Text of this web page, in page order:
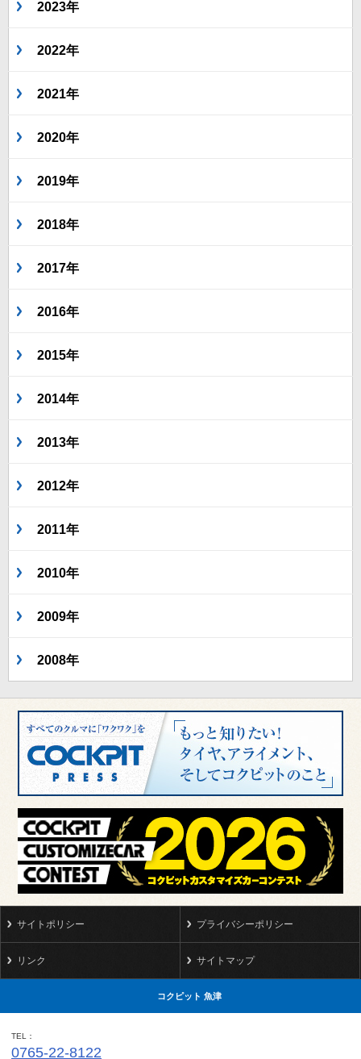
2023年
2022年
2021年
2020年
2019年
2018年
2017年
2016年
2015年
2014年
2013年
2012年
2011年
2010年
2009年
2008年
サイトポリシー プライバシーポリシー
リンク サイトマップ
コクピット 魚津
TEL
0765-22-8122